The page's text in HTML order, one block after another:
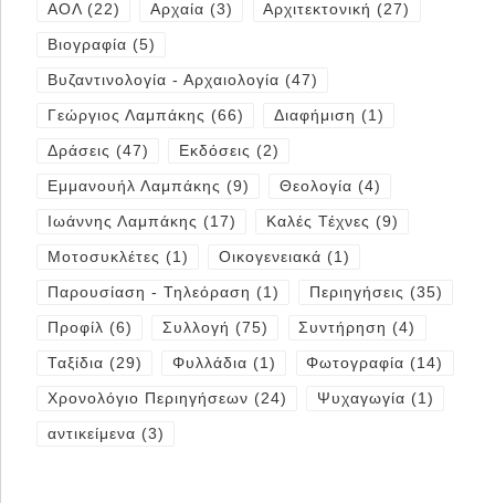
ΑΟΛ(22) Αρχαία (3) Αρχιτεκτονική (27)
Βιογραφία (5)
Βυζαντινολογία - Αρχαιολογία (47)
Γεώργιος Λαμπάκης (66) Διαφήμιση (1)
Δράσεις (47) Εκδόσεις (2)
Εμμανουήλ Λαμπάκης (9) Θεολογία (4)
Ιωάννης Λαμπάκης (17) Καλές Τέχνες (9)
Μοτοσυκλέτες (1) Οικογενειακά (1)
Παρουσίαση - Τηλεόραση (1) Περιηγήσεις (35)
Προφίλ (6) Συλλογή (75) Συντήρηση (4)
Ταξίδια (29) Φυλλάδια (1) Φωτογραφία (14)
Χρονολόγιο Περιηγήσεων (24) Ψυχαγωγία (1)
αντικείμενα (3)